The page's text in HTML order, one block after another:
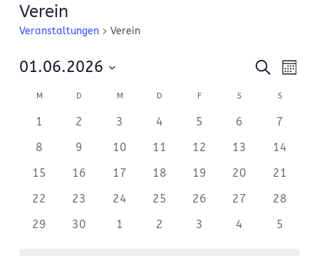
Verein
Veranstaltungen Verein
Suche
und
Suche
Month
01.06.2026
Kalender
von
Veranstaltungen
M D M MITTWOCH
D DONNERSTAG
F S SSONNTAG
1 2 3 4 5 6
7
8
9 10 11 12 13
14
15
16 17 18 19 20
21
22
23 24 25 26 27
28
29
30 1 2 3 4 5